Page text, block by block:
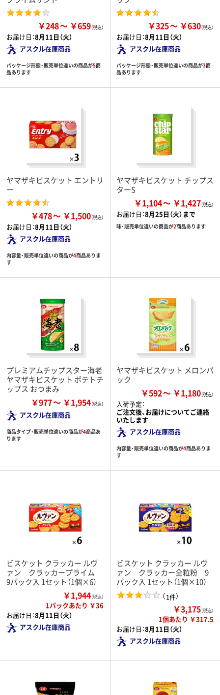
￥248 ￥659
お届け日：8月11日（火）
アスクル在庫商品
パッケージ形態・販売単位違いの商品が5商
品あります
￥325 ￥630
お届け日：8月11日（火）
アスクル在庫商品
パッケージ形態・販売単位違いの商品が3商
品あります
ヤマザキビスケット エントリ
ー
￥478 ￥1,500
お届け日：8月11日（火）
アスクル在庫商品
内容量・販売単位違いの商品が4商品ありま
す
ヤマザキビスケット チップス
ターS
￥1,104 ￥1,427
お届け日：8月25日（火）まで
味・販売単位違いの商品が2商品あります
プレミアムチップスター海老
ヤマザキビスケット ポテトチ
ップス おつまみ
￥977 ￥1,954
アスクル在庫商品
商品タイプ・販売単位違いの商品が4商品あ
ります
ヤマザキビスケット メロンパ
ック
￥592 ￥1,180
入荷予定：
ご注文後、お届けについてご連絡
いたします
アスクル在庫商品
内容量・販売単位違いの商品が4商品ありま
す
ビスケット クラッカー ルヴ
ァン クラッカープライム
9パック入 1セット（1個×6）
￥1,944（税込）
1パックあたり ￥36
お届け日：8月11日（火）
アスクル在庫商品
ビスケット クラッカー ルヴ
ァン クラッカー全粒粉 9
パック入 1セット（1個×10）
（1件）
￥3,175（税込）
1個あたり ￥317.5
お届け日：8月11日（火）
アスクル在庫商品